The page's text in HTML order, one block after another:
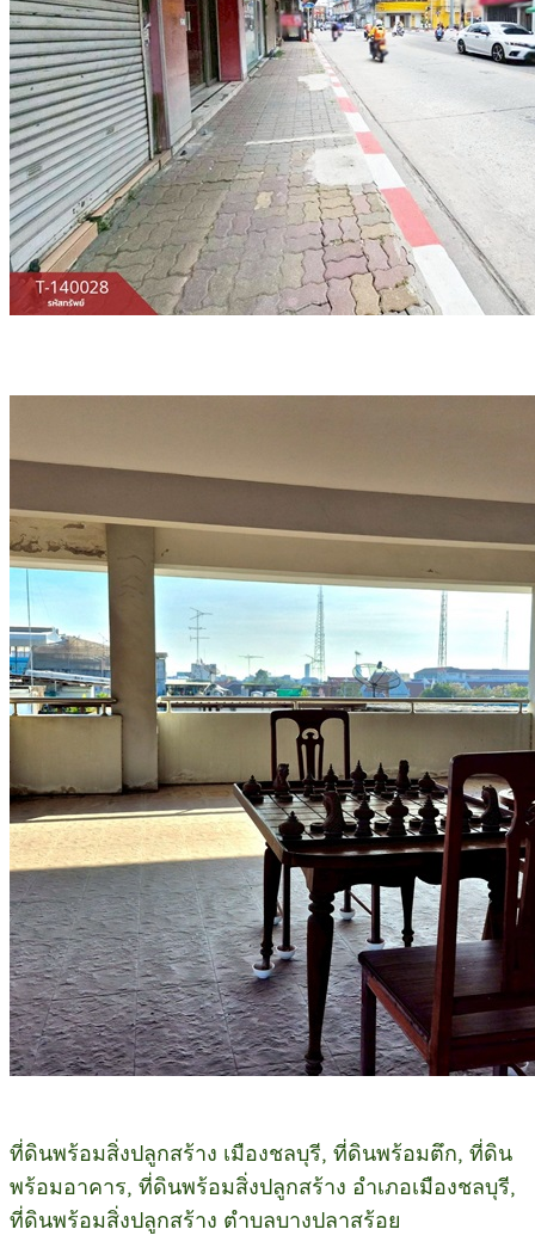
ที่ดินพร้อมสิ่งปลูกสร้าง เมืองชลบุรี, ที่ดินพร้อมตึก, ที่ดิน
พร้อมอาคาร, ที่ดินพร้อมสิ่งปลูกสร้าง อำเภอเมืองชลบุรี,
ที่ดินพร้อมสิ่งปลูกสร้าง ตำบลบางปลาสร้อย